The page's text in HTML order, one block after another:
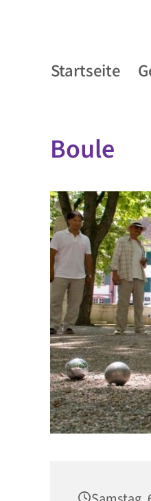
Startseite
Boule